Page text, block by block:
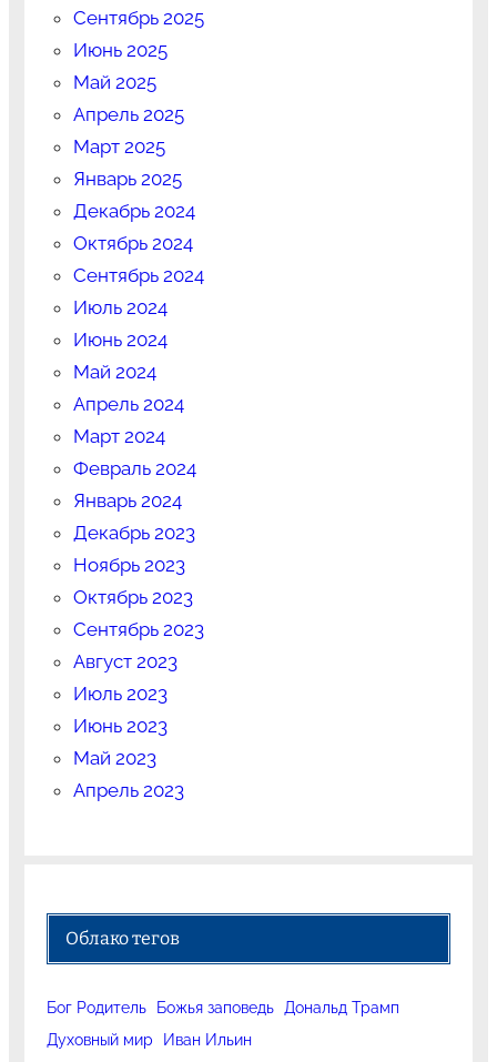
Сентябрь 2025
Июнь 2025
Май 2025
Апрель 2025
Март 2025
Январь 2025
Декабрь 2024
Октябрь 2024
Сентябрь 2024
Июль 2024
Июнь 2024
Май 2024
Апрель 2024
Март 2024
Февраль 2024
Январь 2024
Декабрь 2023
Ноябрь 2023
Октябрь 2023
Сентябрь 2023
Август 2023
Июль 2023
Июнь 2023
Май 2023
Апрель 2023
Облако тегов
Бог Родитель Божья заповедь
Дональд Трамп
Духовный мир
Иван Ильин